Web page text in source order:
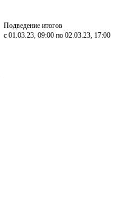
Подведение итогов
с 01.03.23, 09:00 по 02.03.23, 17:00